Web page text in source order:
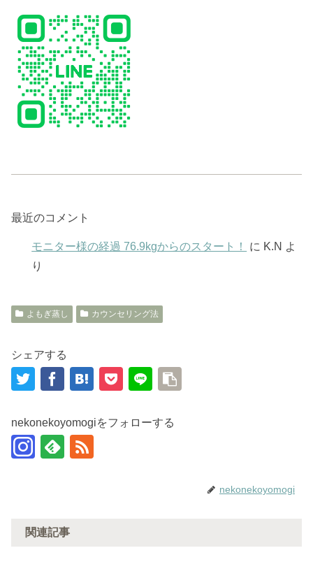
最近のコメント
モニター様の経過 76.9kgからのスタート！ に K.N よ
り
よもぎ蒸し カウンセリング法
シェアする
nekonekoyomogiをフォローする
nekonekoyomogi
関連記事